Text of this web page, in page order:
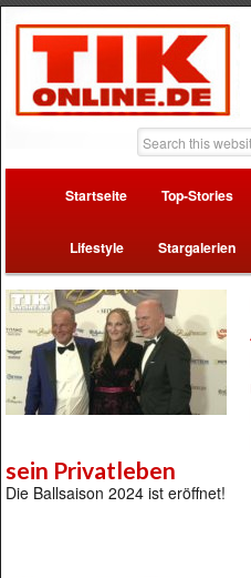
Startseite Top-Stories
Lifestyle Stargalerien
sein Privatleben
Die Ballsaison 2024 ist eröffnet!